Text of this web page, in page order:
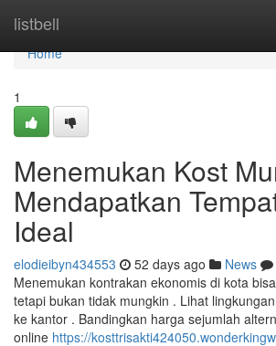
listbell
Home
Home
1
Menemukan Kost
Mendapatkan
Ideal
elodieibyn434553 52 days ago News
Menemukan kontrakan ekonomis di kota
tetapi bukan tidak mungkin . Lihat
ke kantor . Bandingkan harga sejumlah
online https://